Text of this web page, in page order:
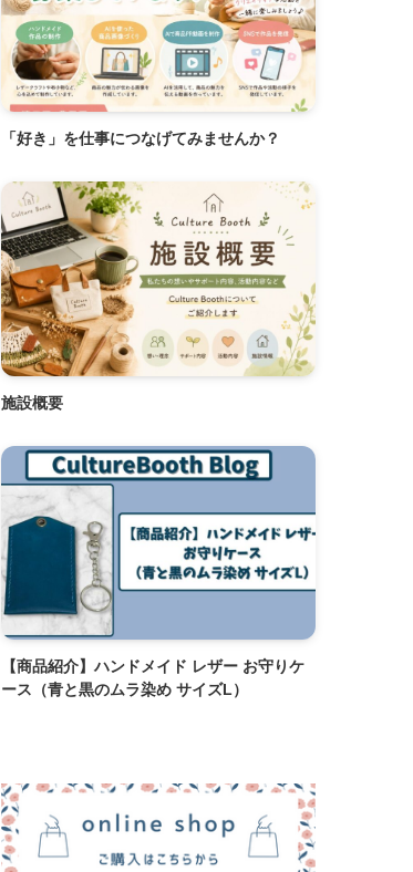
「好き」を仕事につなげてみませんか？
施設概要
【商品紹介】ハンドメイド レザー お守りケ
ース（青と黒のムラ染め サイズL）